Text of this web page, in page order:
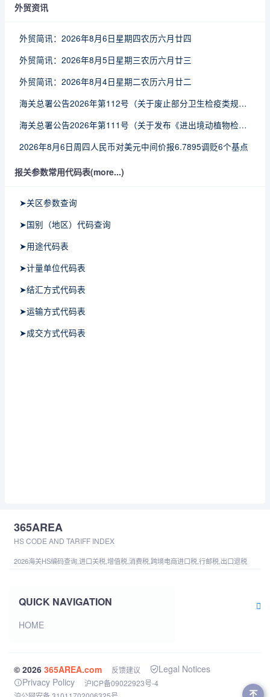
外贸资讯
外贸简讯：2026年8月6日星期四农历六月廿四
外贸简讯：2026年8月5日星期三农历六月廿三
外贸简讯：2026年8月4日星期二农历六月廿二
海关总署公告2026年第112号（关于废止部分卫生检疫类规范性文件的公告）
海关总署公告2026年第111号（关于发布《进出境动植物检疫处理监督管理工作规定》《进出境卫生处理监督管理工作规定》的公告）
2026年8月6日周四人民币对美元中间价报6.7895调贬6个基点
报关参数常用代码表(more...)
➤关区参数查询
➤国别（地区）代码查询
➤用途代码表
➤计量单位代码表
➤结汇方式代码表
➤运输方式代码表
➤成交方式代码表
365AREA
HS CODE AND TARIFF INDEX
2026海关HS编码查询,进口关税,增值税,消费税,跨境电商进口税,行邮税,出口退税
QUICK NAVIGATION
HOME
© 2026 365AREA.com 反馈建议
Legal Notices
Privacy Policy
沪ICP备09022923号-4